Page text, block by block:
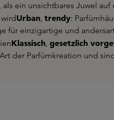
als ein unsichtbares Juwel
Urban, trendy:
für einzigartige und
Klassisch, gesetzlich
der Parfümkreation und